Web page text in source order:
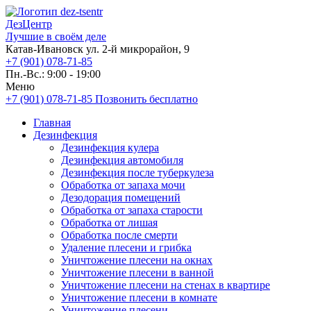
ДезЦентр
Лучшие в своём деле
Катав-Ивановск ул. 2-й микрорайон, 9
+7 (901) 078-71-85
Пн.-Вс.: 9:00 - 19:00
Меню
+7 (901) 078-71-85 Позвонить бесплатно
Главная
Дезинфекция
Дезинфекция кулера
Дезинфекция автомобиля
Дезинфекция после туберкулеза
Обработка от запаха мочи
Дезодорация помещений
Обработка от запаха старости
Обработка от лишая
Обработка после смерти
Удаление плесени и грибка
Уничтожение плесени на окнах
Уничтожение плесени в ванной
Уничтожение плесени на стенах в квартире
Уничтожение плесени в комнате